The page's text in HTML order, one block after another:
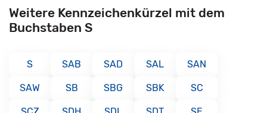
Weitere Kennzeichenkürzel mit dem
Buchstaben S
S SAB SAD SAL SAN
SAW SB SBG SBK SC